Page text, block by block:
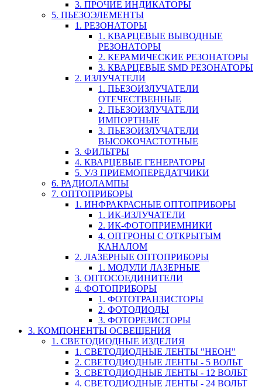
3. ПРОЧИЕ ИНДИКАТОРЫ
5. ПЬЕЗОЭЛЕМЕНТЫ
1. РЕЗОНАТОРЫ
1. КВАРЦЕВЫЕ ВЫВОДНЫЕ
РЕЗОНАТОРЫ
2. КЕРАМИЧЕСКИЕ РЕЗОНАТОРЫ
3. КВАРЦЕВЫЕ SMD РЕЗОНАТОРЫ
2. ИЗЛУЧАТЕЛИ
1. ПЬЕЗОИЗЛУЧАТЕЛИ
ОТЕЧЕСТВЕННЫЕ
2. ПЬЕЗОИЗЛУЧАТЕЛИ
ИМПОРТНЫЕ
3. ПЬЕЗОИЗЛУЧАТЕЛИ
ВЫСОКОЧАСТОТНЫЕ
3. ФИЛЬТРЫ
4. КВАРЦЕВЫЕ ГЕНЕРАТОРЫ
5. У/З ПРИЕМОПЕРЕДАТЧИКИ
6. РАДИОЛАМПЫ
7. ОПТОПРИБОРЫ
1. ИНФРАКРАСНЫЕ ОПТОПРИБОРЫ
1. ИК-ИЗЛУЧАТЕЛИ
2. ИК-ФОТОПРИЕМНИКИ
4. ОПТРОНЫ С ОТКРЫТЫМ
КАНАЛОМ
2. ЛАЗЕРНЫЕ ОПТОПРИБОРЫ
1. МОДУЛИ ЛАЗЕРНЫЕ
3. ОПТОСОЕДИНИТЕЛИ
4. ФОТОПРИБОРЫ
1. ФОТОТРАНЗИСТОРЫ
2. ФОТОДИОДЫ
3. ФОТОРЕЗИСТОРЫ
3. КОМПОНЕНТЫ ОСВЕЩЕНИЯ
1. СВЕТОДИОДНЫЕ ИЗДЕЛИЯ
1. СВЕТОДИОДНЫЕ ЛЕНТЫ "НЕОН"
2. СВЕТОДИОДНЫЕ ЛЕНТЫ - 5 ВОЛЬТ
3. СВЕТОДИОДНЫЕ ЛЕНТЫ - 12 ВОЛЬТ
4. СВЕТОДИОДНЫЕ ЛЕНТЫ - 24 ВОЛЬТ